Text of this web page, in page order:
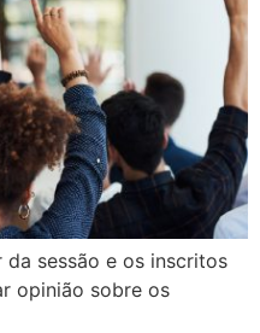
sessão e os inscritos
opinião sobre os